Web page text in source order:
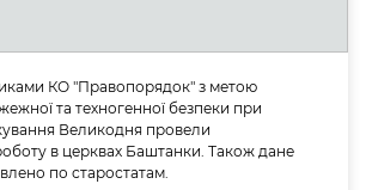
КО "Правопорядок" з метою
та техногенної безпеки при
Великодня провели
в церквах Баштанки. Також дане
по старостатам.